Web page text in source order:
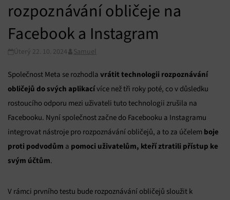
rozpoznávání obličeje na
Facebook a Instagram
Úterý 22. 10. 2024 Samuel
Společnost Meta se rozhodla vrátit technologii rozpoznávání
obličejů do svých aplikacívíce než tři roky poté, co v důsledku
rostoucího odporu mezi uživateli tuto technologii zrušila na
Facebooku. Nyní společnost začne do Facebooku a Instagramu
integrovat nástroje pro rozpoznávání obličejů, a to za účelem boje
proti podvodům a pomoci uživatelům, kteří ztratili přístup ke
svým účtům.
V rámci prvního testu bude rozpoznávání obličejů sloužit k